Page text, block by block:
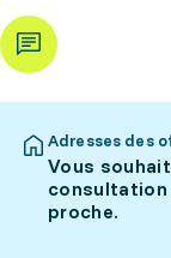
Adresses des
Vous
consultation
proche.